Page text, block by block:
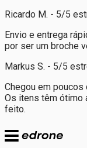
Ricardo M. - 5/5
Envio e entrega
por ser um broche
Markus S. - 5/5
Chegou em poucos
Os itens têm ótimo
feito.